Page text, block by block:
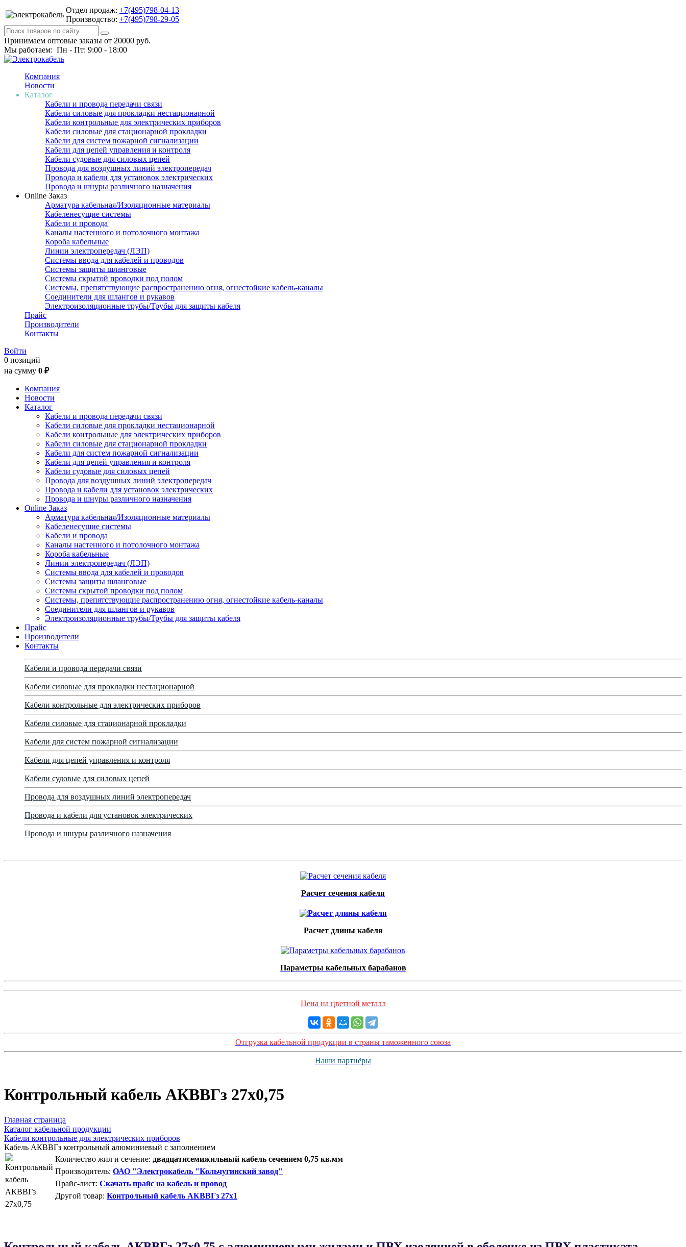
Отдел продаж: +7(495)798-04-13
Производство: +7(495)798-29-05
Принимаем оптовые заказы от 20000 руб.
Мы работаем: Пн - Пт: 9:00 - 18:00
Компания
Новости
Каталог
Кабели и провода передачи связи
Кабели силовые для прокладки нестационарной
Кабели контрольные для электрических приборов
Кабели силовые для стационарной прокладки
Кабели для систем пожарной сигнализации
Кабели для цепей управления и контроля
Кабели судовые для силовых цепей
Провода для воздушных линий электропередач
Провода и кабели для установок электрических
Провода и шнуры различного назначения
Online Заказ
Арматура кабельная/Изоляционные материалы
Кабеленесущие системы
Кабели и провода
Каналы настенного и потолочного монтажа
Короба кабельные
Линии электропередач (ЛЭП)
Системы ввода для кабелей и проводов
Системы защиты шланговые
Системы скрытой проводки под полом
Системы, препятствующие распространению огня, огнестойкие кабель-каналы
Соединители для шлангов и рукавов
Электроизоляционные трубы/Трубы для защиты кабеля
Прайс
Производители
Контакты
Войти
0 позиций
на сумму 0 ₽
Компания
Новости
Каталог
Кабели и провода передачи связи
Кабели силовые для прокладки нестационарной
Кабели контрольные для электрических приборов
Кабели силовые для стационарной прокладки
Кабели для систем пожарной сигнализации
Кабели для цепей управления и контроля
Кабели судовые для силовых цепей
Провода для воздушных линий электропередач
Провода и кабели для установок электрических
Провода и шнуры различного назначения
Online Заказ
Арматура кабельная/Изоляционные материалы
Кабеленесущие системы
Кабели и провода
Каналы настенного и потолочного монтажа
Короба кабельные
Линии электропередач (ЛЭП)
Системы ввода для кабелей и проводов
Системы защиты шланговые
Системы скрытой проводки под полом
Системы, препятствующие распространению огня, огнестойкие кабель-каналы
Соединители для шлангов и рукавов
Электроизоляционные трубы/Трубы для защиты кабеля
Прайс
Производители
Контакты
Кабели и провода передачи связи
Кабели силовые для прокладки нестационарной
Кабели контрольные для электрических приборов
Кабели силовые для стационарной прокладки
Кабели для систем пожарной сигнализации
Кабели для цепей управления и контроля
Кабели судовые для силовых цепей
Провода для воздушных линий электропередач
Провода и кабели для установок электрических
Провода и шнуры различного назначения
Расчет сечения кабеля
Расчет длины кабеля
Параметры кабельных барабанов
Цена на цветной металл
Отгрузка кабельной продукции в страны таможенного союза
Наши партнёры
Контрольный кабель AКВВГз 27х0,75
Главная страница
Каталог кабельной продукции
Кабели контрольные для электрических приборов
Кабель АКВВГз контрольный алюминиевый с заполнением
Количество жил и сечение: двадцатисемижильный кабель сечением 0,75 кв.мм
Производитель: ОАО "Электрокабель "Кольчугинский завод"
Прайс-лист: Скачать прайс на кабель и провод
Другой товар: Контрольный кабель АКВВГз 27х1